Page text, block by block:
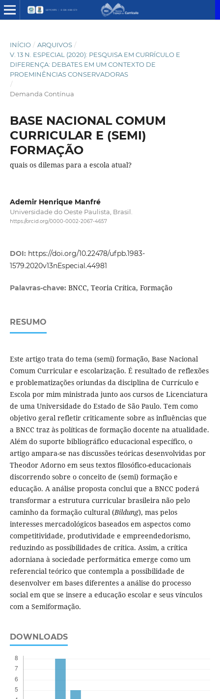
INÍCIO / ARQUIVOS /
V. 13 N. ESPECIAL (2020): PESQUISA EM CURRÍCULO E
DIFERENÇA: DEBATES EM UM CONTEXTO DE
PROEMINÊNCIAS CONSERVADORAS
/
Demanda Contínua
BASE NACIONAL COMUM
CURRICULAR E (SEMI)
FORMAÇÃO
quais os dilemas para a escola atual?
Ademir Henrique Manfré
Universidade do Oeste Paulista, Brasil.
https://orcid.org/0000-0002-2067-4657
DOI: https://doi.org/10.22478/ufpb.1983-
1579.2020v13nEspecial.44981
Palavras-chave: BNCC, Teoria Crítica, Formação
RESUMO
Este artigo trata do tema (semi) formação, Base Nacional
Comum Curricular e escolarização. É resultado de reflexões
e problematizações oriundas da disciplina de Currículo e
Escola por mim ministrada junto aos cursos de Licenciatura
de uma Universidade do Estado de São Paulo. Tem como
objetivo geral refletir criticamente sobre as influências que
a BNCC traz às políticas de formação docente na atualidade.
Além do suporte bibliográfico educacional específico, o
artigo ampara-se nas discussões teóricas desenvolvidas por
Theodor Adorno em seus textos filosófico-educacionais
discorrendo sobre o conceito de (semi) formação e
educação. A análise proposta conclui que a BNCC poderá
transformar a estrutura curricular brasileira não pelo
caminho da formação cultural (Bildung), mas pelos
interesses mercadológicos baseados em aspectos como
competitividade, produtividade e empreendedorismo,
reduzindo as possibilidades de crítica. Assim, a crítica
adorniana à sociedade performática emerge como um
referencial teórico que contempla a possibilidade de
desenvolver em bases diferentes a análise do processo
social em que se insere a educação escolar e seus vínculos
com a Semiformação.
DOWNLOADS